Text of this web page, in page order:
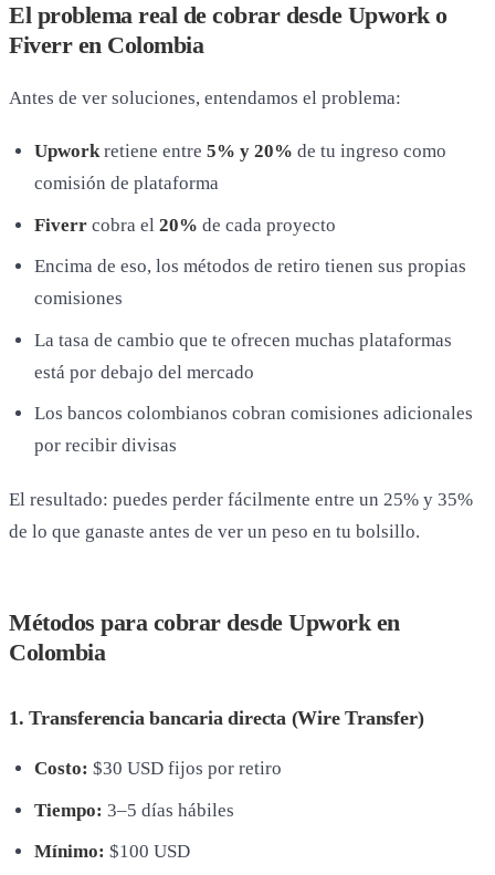
El problema real de cobrar desde Upwork o
Fiverr en Colombia
Antes de ver soluciones, entendamos el problema:
Upworkretiene entre 5% y 20% de tu ingreso como
comisión de plataforma
Fiverrcobra el 20% de cada proyecto
Encima de eso, los métodos de retiro tienen sus propias
comisiones
La tasa de cambio que te ofrecen muchas plataformas
está por debajo del mercado
Los bancos colombianos cobran comisiones adicionales
por recibir divisas
El resultado: puedes perder fácilmente entre un 25% y 35%
de lo que ganaste antes de ver un peso en tu bolsillo.
Métodos para cobrar desde Upwork en
Colombia
1. Transferencia bancaria directa (Wire Transfer)
Costo: $30 USD fijos por retiro
Tiempo: 3–5 días hábiles
Mínimo: $100 USD